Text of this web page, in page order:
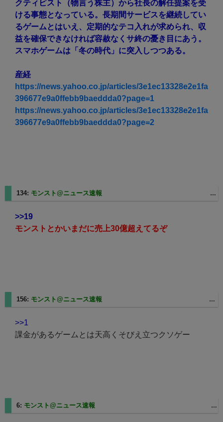
クティビスト（物言う株主）から社長の解任提案を受
ける事態となっている。長期間サービスを継続してい
るゲームとはいえ、定期的なテコ入れが求められ、収
益を確保できなければ容赦なくサ終の憂き目にあう。
スマホゲームは「冬の時代」に突入しつつある。
産経
https://news.yahoo.co.jp/articles/3e1ec13328e2e1fa
396677e9a0ffebb9baeddda0?page=1
https://news.yahoo.co.jp/articles/3e1ec13328e2e1fa
396677e9a0ffebb9baeddda0?page=2
134: モンスト@ニュース速報
>>19
モンストとかいまだに売上30億超えてるぞ
156: モンスト@ニュース速報
>>1
課金があるゲームとは天高くそびえ立つクソゲー
6: モンスト@ニュース速報